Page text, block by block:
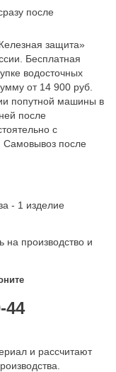
после
защита»
Бесплатная
водосточных
от 14 900 руб.
попутной машины в
после
с
Самовывоз после
- 1 изделие
на производство и
44
и рассчитают